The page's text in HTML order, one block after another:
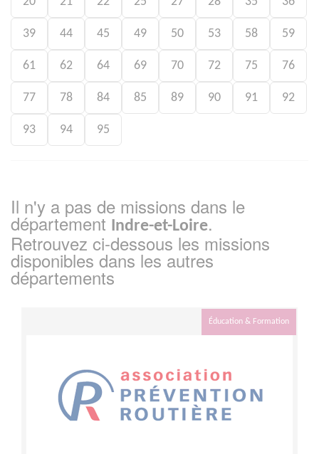
39 44 45 49 50 53 58 59
61 62 64 69 70 72 75 76
77 78 84 85 89 90 91 92
93 94 95
Il n'y a pas de missions dans le
département Indre-et-Loire.
Retrouvez ci-dessous les missions
disponibles dans les autres
départements
Éducation & Formation